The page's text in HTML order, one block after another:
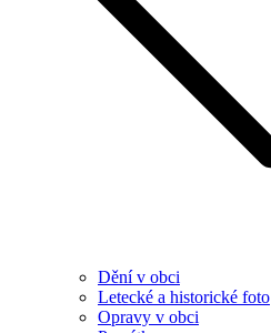
Dění v obci
Letecké a historické foto
Opravy v obci